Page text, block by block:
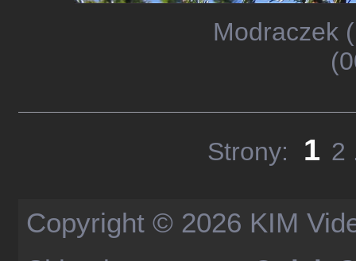
Modraczek (
Strony: 1 2
Copyright © 2026 KIM